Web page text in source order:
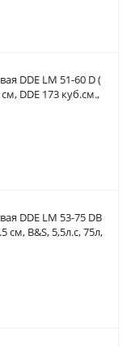
DDE LM 51-60 D (
DDE 173 куб.см.,
DDE LM 53-75 DB
cм, B&S, 5,5л.с, 75л,